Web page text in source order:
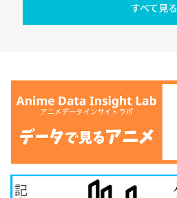
すべて見る